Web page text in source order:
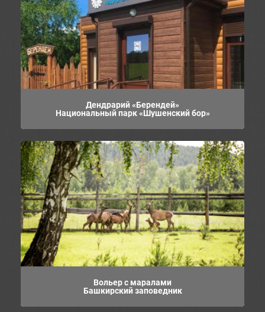
Дендрарий «Берендей»
Национальный парк «Шушенский бор»
Вольер с маралами
Башкирский заповедник